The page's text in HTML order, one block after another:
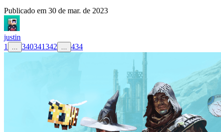
Publicado em 30 de mar. de 2023
justin
1
340341342 434